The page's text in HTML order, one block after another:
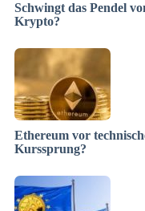
Schwingt das Pendel
Krypto?
Ethereum vor
Kurssprung?